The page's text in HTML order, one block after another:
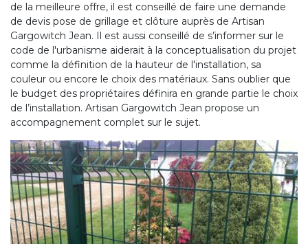
de la meilleure offre, il est conseillé de faire une demande
de devis pose de grillage et clôture auprès de Artisan
Gargowitch Jean. Il est aussi conseillé de s’informer sur le
code de l'urbanisme aiderait à la conceptualisation du projet
comme la définition de la hauteur de l'installation, sa
couleur ou encore le choix des matériaux. Sans oublier que
le budget des propriétaires définira en grande partie le choix
de l’installation. Artisan Gargowitch Jean propose un
accompagnement complet sur le sujet.